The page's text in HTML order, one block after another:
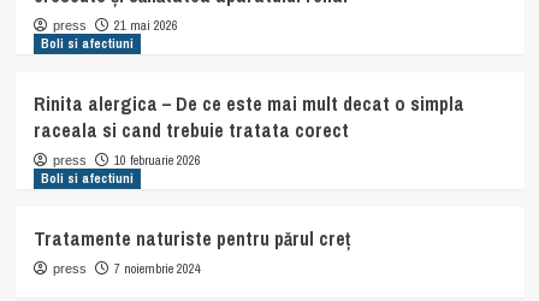
press
21 mai 2026
Boli si afectiuni
Rinita alergica – De ce este mai mult decat o simpla
raceala si cand trebuie tratata corect
press
10 februarie 2026
Boli si afectiuni
Tratamente naturiste pentru părul creț
press 7 noiembrie 2024